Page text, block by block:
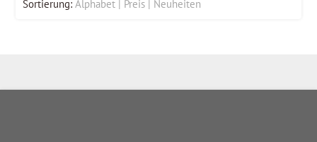
Sortierung: Alphabet Preis Neuheiten